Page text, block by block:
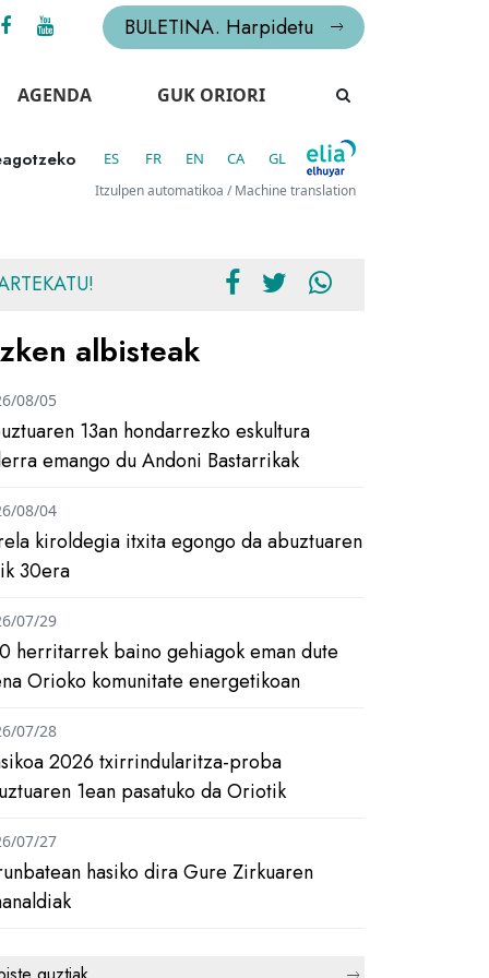
BULETINA. Harpidetu
AGENDA GUK ORIORI
ES FR EN CA GL
Itzulpen automatikoa / Machine translation
albisteak
13an hondarrezko eskultura
emango du Andoni Bastarrikak
08/05
kiroldegia itxita egongo da abuztuaren
30era
08/04
herritarrek baino gehiagok eman dute
Orioko komunitate energetikoan
07/29
2026 txirrindularitza-proba
1ean pasatuko da Oriotik
07/28
hasiko dira Gure Zirkuaren
07/27